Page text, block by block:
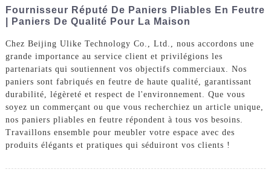
Fournisseur Réputé De Paniers Pliables En Feutre
| Paniers De Qualité Pour La Maison
Chez Beijing Ulike Technology Co., Ltd., nous accordons une
grande importance au service client et privilégions les
partenariats qui soutiennent vos objectifs commerciaux. Nos
paniers sont fabriqués en feutre de haute qualité, garantissant
durabilité, légèreté et respect de l'environnement. Que vous
soyez un commerçant ou que vous recherchiez un article unique,
nos paniers pliables en feutre répondent à tous vos besoins.
Travaillons ensemble pour meubler votre espace avec des
produits élégants et pratiques qui séduiront vos clients !